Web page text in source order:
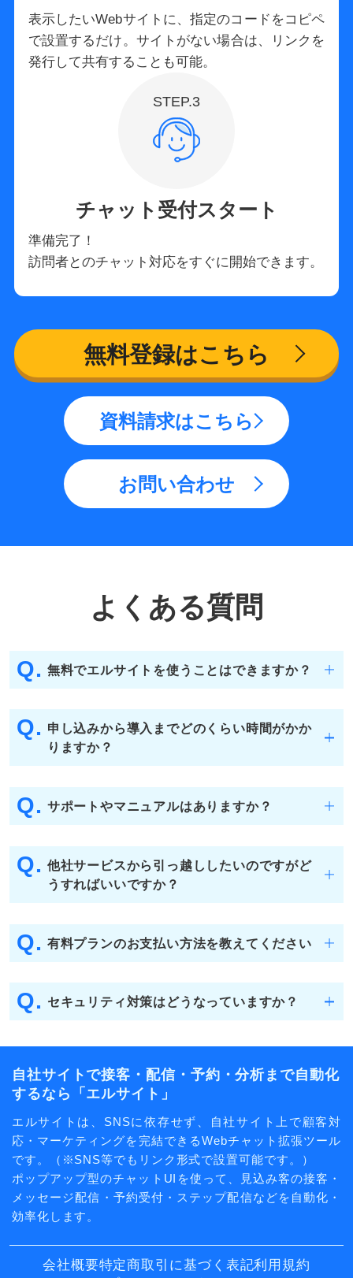
表示したいWebサイトに、指定のコードをコピペ
で設置するだけ。サイトがない場合は、リンクを
発行して共有することも可能。
STEP.3
チャット受付スタート
準備完了！
訪問者とのチャット対応をすぐに開始できます。
無料登録はこちら
資料請求はこちら
お問い合わせ
よくある質問
Q. 無料でエルサイトを使うことはできますか？
Q. 申し込みから導入までどのくらい時間がかか
りますか？
Q. サポートやマニュアルはありますか？
Q. 他社サービスから引っ越ししたいのですがど
うすればいいですか？
Q. 有料プランのお支払い方法を教えてください
Q. セキュリティ対策はどうなっていますか？
自社サイトで接客・配信・予約・分析まで自動化
するなら「エルサイト」
エルサイトは、SNSに依存せず、自社サイト上で顧客対
応・マーケティングを完結できるWebチャット拡張ツール
です。（※SNS等でもリンク形式で設置可能です。）
ポップアップ型のチャットUIを使って、見込み客の接客・
メッセージ配信・予約受付・ステップ配信などを自動化・
効率化します。
会社概要特定商取引に基づく表記利用規約